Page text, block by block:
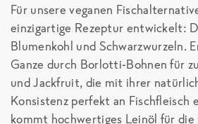
Für unsere veganen
einzigartige Rezeptur entwickelt:
Blumenkohl und Schwarzwurzeln.
Ganze durch Borlotti-Bohnen für
und Jackfruit, die mit ihrer
Konsistenz perfekt an Fischfleisch
kommt hochwertiges Leinöl für